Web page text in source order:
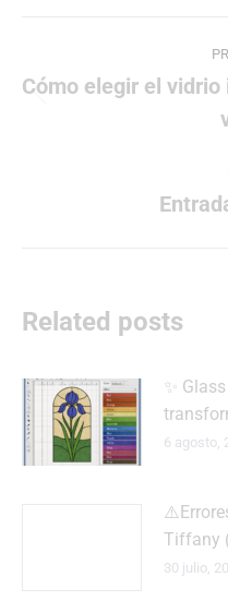
navigation
Cómo elegir el
Related posts
✨
6 agosto,
Tiffany
30 julio,